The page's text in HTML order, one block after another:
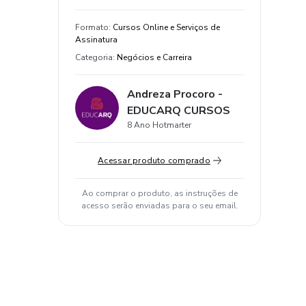
Formato: Cursos Online e Serviços de
Assinatura
Categoria: Negócios e Carreira
Andreza Procoro -
EDUCARQ CURSOS
8 Ano Hotmarter
Acessar produto comprado
Ao comprar o produto, as instruções de
acesso serão enviadas para o seu email.